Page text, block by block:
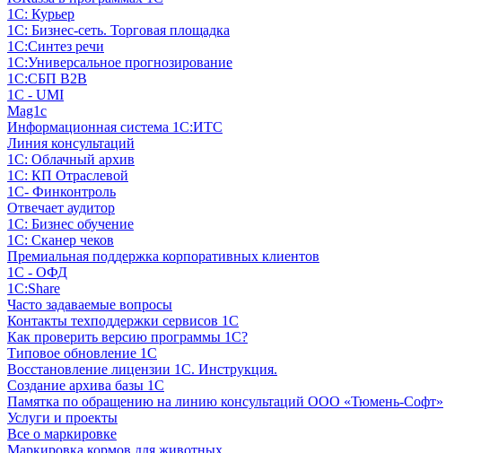
1С: Курьер
1С: Бизнес-сеть. Торговая площадка
1С:Синтез речи
1С:Универсальное прогнозирование
1С:СБП B2B
1C - UMI
Mag1c
Информационная система 1С:ИТС
Линия консультаций
1С: Облачный архив
1С: КП Отраслевой
1С- Финконтроль
Отвечает аудитор
1С: Бизнес обучение
1С: Сканер чеков
Премиальная поддержка корпоративных клиентов
1С - ОФД
1С:Share
Часто задаваемые вопросы
Контакты техподдержки сервисов 1С
Как проверить версию программы 1С?
Типовое обновление 1С
Восстановление лицензии 1С. Инструкция.
Создание архива базы 1С
Памятка по обращению на линию консультаций ООО «Тюмень-Софт»
Услуги и проекты
Все о маркировке
Маркировка кормов для животных